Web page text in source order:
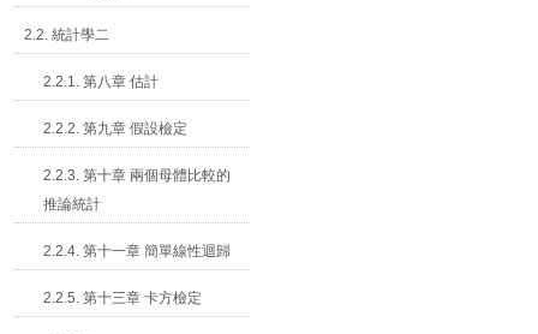
2.2. 統計學二
2.2.1. 第八章 估計
2.2.2. 第九章 假設檢定
2.2.3. 第十章 兩個母體比較的
推論統計
2.2.4. 第十一章 簡單線性迴歸
2.2.5. 第十三章 卡方檢定